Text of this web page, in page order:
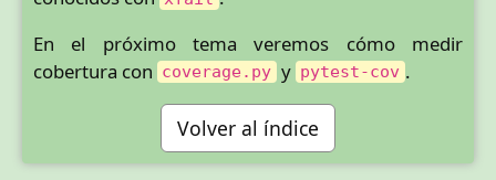
En el próximo tema veremos cómo medir
cobertura con coverage.py y pytest-cov .
Volver al índice